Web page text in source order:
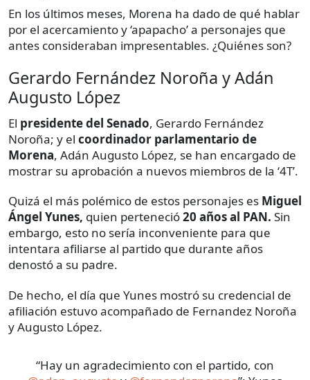
En los últimos meses, Morena ha dado de qué hablar
por el acercamiento y ‘apapacho’ a personajes que
antes consideraban impresentables. ¿Quiénes son?
Gerardo Fernández Noroña y Adán
Augusto López
El presidente del Senado, Gerardo Fernández
Noroña; y el coordinador parlamentario de
Morena, Adán Augusto López, se han encargado de
mostrar su aprobación a nuevos miembros de la ‘4T’.
Quizá el más polémico de estos personajes es Miguel
Ángel Yunes, quien perteneció20 años al PAN. Sin
embargo, esto no sería inconveniente para que
intentara afiliarse al partido que durante años
denostó a su padre.
De hecho, el día que Yunes mostró su credencial de
afiliación estuvo acompañado de Fernandez Noroña
y Augusto López.
“Hay un agradecimiento con el partido, con